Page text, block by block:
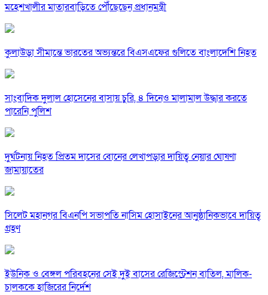
মহেশখালীর মাতারবাড়িতে পৌঁছেছেন প্রধানমন্ত্রী
কুলাউড়া সীমান্তে ভারতের অভ্যন্তরে বিএসএফের গুলিতে বাংলাদেশি নিহত
সাংবাদিক দুলাল হোসেনের বাসায় চুরি, ৪ দিনেও মালামাল উদ্ধার করতে
পারেনি পুলিশ
দুর্ঘটনায় নিহত প্রিতম দাসের বোনের লেখাপড়ার দায়িত্ব নেয়ার ঘোষণা
জামায়াতের
সিলেট মহানগর বিএনপি সভাপতি নাসিম হোসাইনের আনুষ্ঠানিকভাবে দায়িত্ব
গ্রহণ
ইউনিক ও বেঙ্গল পরিবহনের সেই দুই বাসের রেজিস্ট্রেশন বাতিল, মালিক-
চালককে হাজিরের নির্দেশ